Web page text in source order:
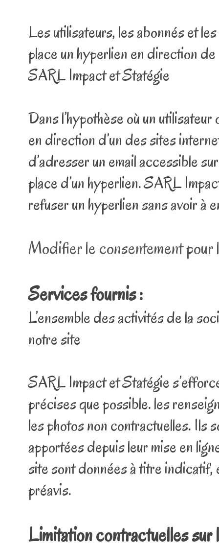
Les utilisateurs, les abonnés et
place un hyperlien en direction
SARL Impact et Statégie
Dans l’hypothèse où un
en direction d’un des sites
d’adresser un email accessible
place d’un hyperlien. SARL
refuser un hyperlien sans avoir à
Modifier le consentement
Services fournis :
L’ensemble des activités de la
notre site
SARL Impact et Statégie
précises que possible. les
les photos non contractuelles. Ils
apportées depuis leur mise en
site sont données à titre indicatif,
préavis.
Limitation contractuelles sur